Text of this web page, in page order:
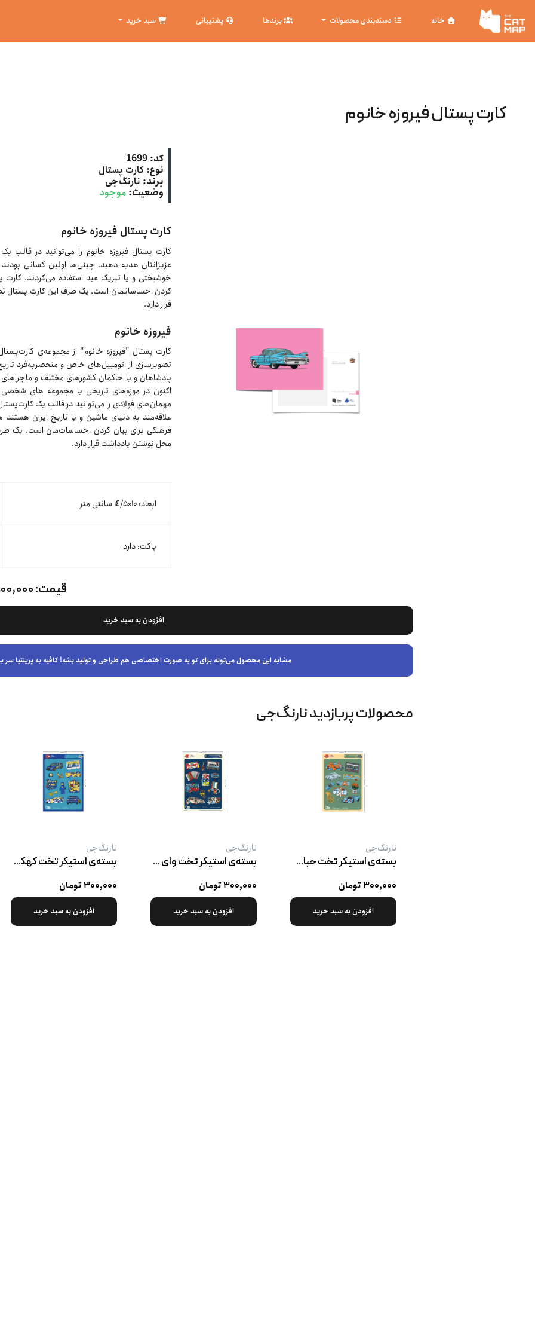
خانه دسته‌بندی محصولات برندها پشتیبانی سبد خرید
کارت پستال فیروزه خانوم
کد: 1699
نوع: کارت پستال
برند: نارنگ‌جی
وضعیت: موجود
کارت پستال فیروزه خانوم
کارت پستال فیروزه خانوم را می‌توانید در قالب
عزیزانتان هدیه دهید. چینی‌ها اولین کسانی بودند
خوشبختی و یا تبریک عید استفاده می‌کردند. کارت
کردن احساساتمان است. یک طرف این کارت پستال
قرار دارد.
فیروزه خانوم
کارت پستال "فیروزه خانوم" از مجموعه‌ی
تصویرسازی از اتومبیل‌های خاص و منحصر‌به‌فرد
پادشاهان و یا حاکمان کشور‌های مختلف و ماجرا‌های
اکنون در موزه‌های تاریخی یا مجموعه های شخصی
مهمان‌های فولادی را می‌توانید در قالب یک
علاقه‌مند به دنیای ماشین و یا تاریخ ایران
فرهنگی برای بیان کردن احساسات‌مان است. یک
محل نوشتن یادداشت قرار دارد.
ابعاد: ۱۰×١٤/۵ سانتی متر
پاکت: دارد
قیمت:۱۰۰,۰۰۰
افزودن به سبد خرید
مشابه این محصول می‌تونه برای تو به صورت اختصاصی هم طراحی و تولید بشه! کافیه به پرینتیا سر
محصولات پربازدید نارنگ‌جی
نارنگ‌جی
بسته‌ی استیکر تخت حباب اشک
۳۰۰,۰۰۰ تومان
افزودن به سبد خرید
نارنگ‌جی
بسته‌ی استیکر تخت وای وای جون مریم
۳۰۰,۰۰۰ تومان
افزودن به سبد خرید
نارنگ‌جی
بسته‌ی استیکر تخت کهکشان عشق
۳۰۰,۰۰۰ تومان
افزودن به سبد خرید